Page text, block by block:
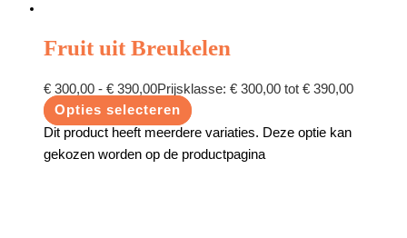
Fruit uit Breukelen
€ 300,00 - € 390,00Prijsklasse: € 300,00 tot € 390,00
Opties selecteren
Dit product heeft meerdere variaties. Deze optie kan
gekozen worden op de productpagina